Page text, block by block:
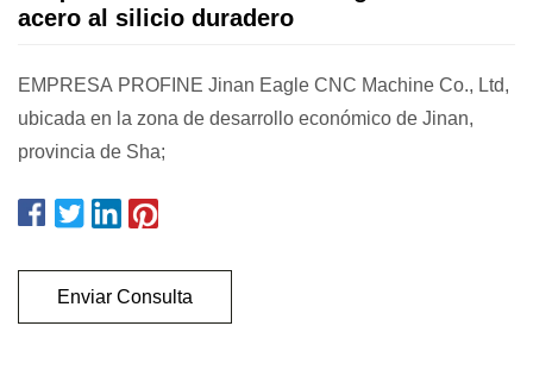
acero al silicio duradero
EMPRESA PROFINE Jinan Eagle CNC Machine Co., Ltd,
ubicada en la zona de desarrollo económico de Jinan,
provincia de Sha;
Enviar Consulta